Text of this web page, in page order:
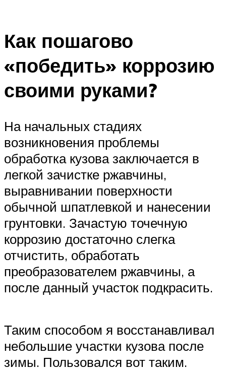
Как пошагово
«победить» коррозию
своими руками?
На начальных стадиях
возникновения проблемы
обработка кузова заключается в
легкой зачистке ржавчины,
выравнивании поверхности
обычной шпатлевкой и нанесении
грунтовки. Зачастую точечную
коррозию достаточно слегка
отчистить, обработать
преобразователем ржавчины, а
после данный участок подкрасить.
Таким способом я восстанавливал
небольшие участки кузова после
зимы. Пользовался вот таким.